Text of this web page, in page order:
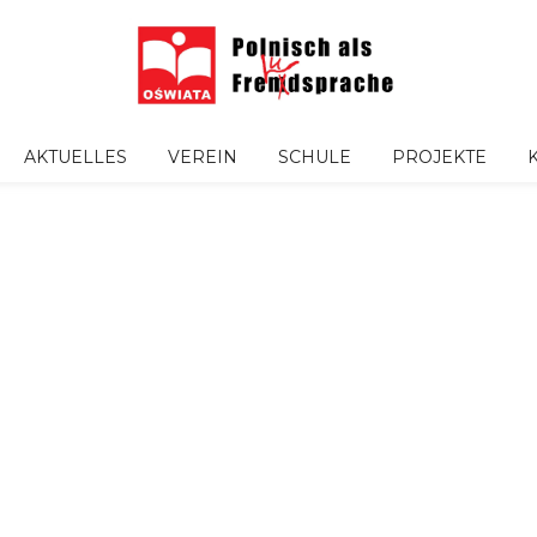
AKTUELLES VEREIN SCHULE PROJEKTE